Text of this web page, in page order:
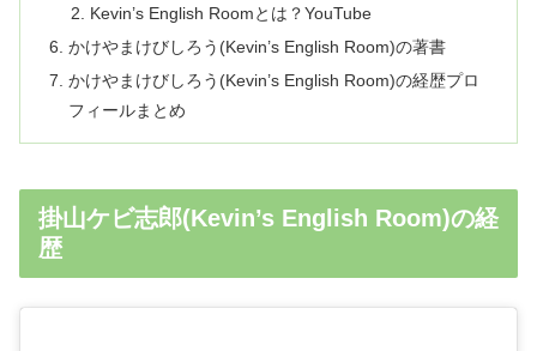
Kevin’s English Roomとは？YouTube
かけやまけびしろう(Kevin’s English Room)の著書
かけやまけびしろう(Kevin’s English Room)の経歴プロ
フィールまとめ
掛山ケビ志郎(Kevin’s English Room)の経
歴